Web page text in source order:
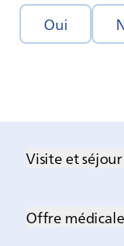
Oui
Visite et séjour
Offre médicale